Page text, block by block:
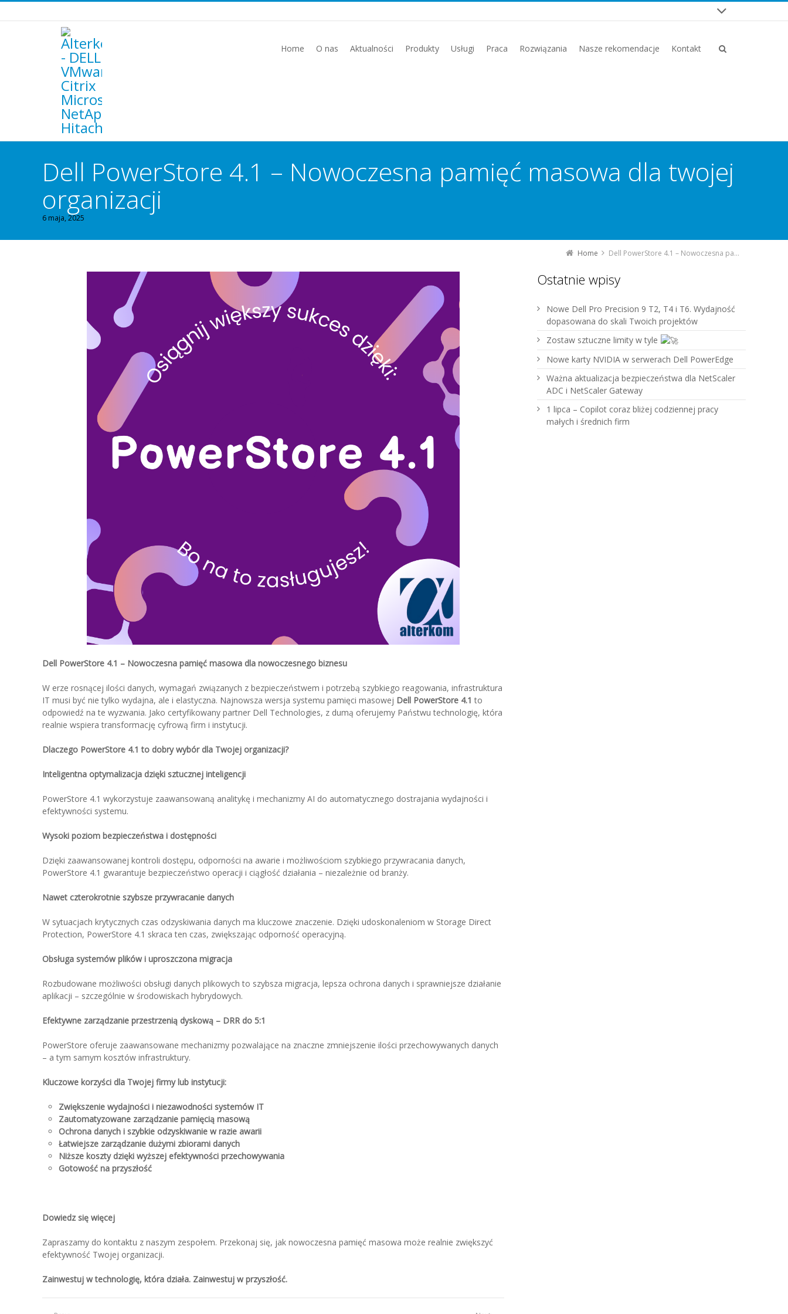
Home O nas Aktualności Produkty Usługi Praca Rozwiązania Nasze rekomendacje Kontakt
Dell PowerStore 4.1 – Nowoczesna pamięć masowa dla twojej
organizacji
6 maja, 2025
Home Dell PowerStore 4.1 – Nowoczesna pamięć masowa dla twojej organizacji
Dell PowerStore 4.1 – Nowoczesna pamięć masowa dla nowoczesnego biznesu
W erze rosnącej ilości danych, wymagań związanych z bezpieczeństwem i potrzebą szybkiego reagowania, infrastruktura
IT musi być nie tylko wydajna, ale i elastyczna. Najnowsza wersja systemu pamięci masowej Dell PowerStore 4.1 to
odpowiedź na te wyzwania. Jako certyfikowany partner Dell Technologies, z dumą oferujemy Państwu technologię, która
realnie wspiera transformację cyfrową firm i instytucji.
Dlaczego PowerStore 4.1 to dobry wybór dla Twojej organizacji?
Inteligentna optymalizacja dzięki sztucznej inteligencji
PowerStore 4.1 wykorzystuje zaawansowaną analitykę i mechanizmy AI do automatycznego dostrajania wydajności i
efektywności systemu.
Wysoki poziom bezpieczeństwa i dostępności
Dzięki zaawansowanej kontroli dostępu, odporności na awarie i możliwościom szybkiego przywracania danych,
PowerStore 4.1 gwarantuje bezpieczeństwo operacji i ciągłość działania – niezależnie od branży.
Nawet czterokrotnie szybsze przywracanie danych
W sytuacjach krytycznych czas odzyskiwania danych ma kluczowe znaczenie. Dzięki udoskonaleniom w Storage Direct
Protection, PowerStore 4.1 skraca ten czas, zwiększając odporność operacyjną.
Obsługa systemów plików i uproszczona migracja
Rozbudowane możliwości obsługi danych plikowych to szybsza migracja, lepsza ochrona danych i sprawniejsze działanie
aplikacji – szczególnie w środowiskach hybrydowych.
Efektywne zarządzanie przestrzenią dyskową – DRR do 5:1
PowerStore oferuje zaawansowane mechanizmy pozwalające na znaczne zmniejszenie ilości przechowywanych danych
– a tym samym kosztów infrastruktury.
Kluczowe korzyści dla Twojej firmy lub instytucji:
Zwiększenie wydajności i niezawodności systemów IT
Zautomatyzowane zarządzanie pamięcią masową
Ochrona danych i szybkie odzyskiwanie w razie awarii
Łatwiejsze zarządzanie dużymi zbiorami danych
Niższe koszty dzięki wyższej efektywności przechowywania
Gotowość na przyszłość
Dowiedz się więcej
Zapraszamy do kontaktu z naszym zespołem. Przekonaj się, jak nowoczesna pamięć masowa może realnie zwiększyć
efektywność Twojej organizacji.
Zainwestuj w technologię, która działa. Zainwestuj w przyszłość.
Ostatnie wpisy
Nowe Dell Pro Precision 9 T2, T4 i T6. Wydajność
dopasowana do skali Twoich projektów
Zostaw sztuczne limity w tyle
Nowe karty NVIDIA w serwerach Dell PowerEdge
Ważna aktualizacja bezpieczeństwa dla NetScaler
ADC i NetScaler Gateway
1 lipca – Copilot coraz bliżej codziennej pracy
małych i średnich firm